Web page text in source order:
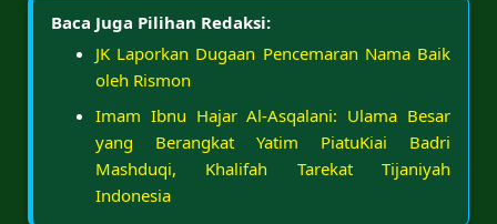
Baca Juga Pilihan Redaksi:
JK Laporkan Dugaan Pencemaran Nama Baik
oleh Rismon
Imam Ibnu Hajar Al-Asqalani: Ulama Besar
yang Berangkat Yatim PiatuKiai Badri
Mashduqi, Khalifah Tarekat Tijaniyah
Indonesia